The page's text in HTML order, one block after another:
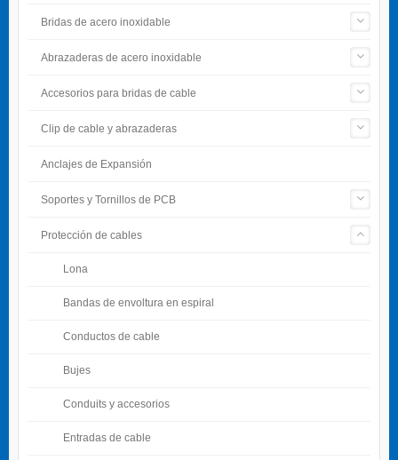
Bridas de acero inoxidable
Abrazaderas de acero inoxidable
Accesorios para bridas de cable
Clip de cable y abrazaderas
Anclajes de Expansión
Soportes y Tornillos de PCB
Protección de cables
Lona
Bandas de envoltura en espiral
Conductos de cable
Bujes
Conduits y accesorios
Entradas de cable